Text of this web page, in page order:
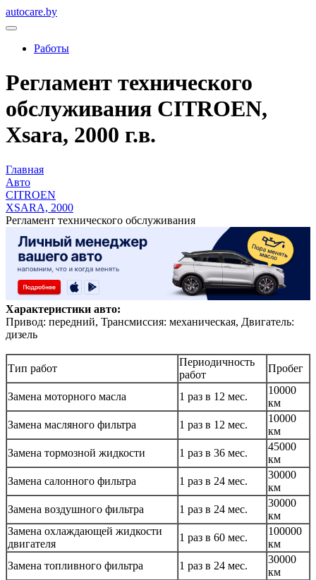
autocare.by
Работы
Регламент технического
обслуживания CITROEN,
Xsara, 2000 г.в.
Главная
Авто
CITROEN
XSARA, 2000
Регламент технического обслуживания
Характеристики авто:
Привод: передний, Трансмиссия: механическая, Двигатель:
дизель
Тип работ
Периодичность
работ
Пробег
Замена моторного масла 1 раз в 12 мес.
10000
км
Замена масляного фильтра
1 раз в 12 мес.
10000
км
Замена тормозной жидкости
1 раз в 36 мес.
45000
км
Замена салонного фильтра
1 раз в 24 мес.
30000
км
Замена воздушного фильтра
1 раз в 24 мес.
30000
км
Замена охлаждающей жидкости
двигателя
1 раз в 60 мес.
100000
км
Замена топливного фильтра
1 раз в 24 мес.
30000
км